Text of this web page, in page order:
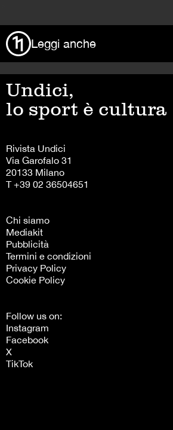
Leggi anche
Undici,
lo sport è cultura
Rivista Undici
Via Garofalo 31
20133 Milano
T +39 02 36504651
Chi siamo
Mediakit
Pubblicità
Termini e condizioni
Privacy Policy
Cookie Policy
Follow us on:
Instagram
Facebook
X
TikTok